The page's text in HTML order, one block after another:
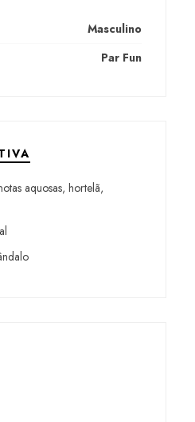
Masculino
Par Fun
aquosas, hortelã,